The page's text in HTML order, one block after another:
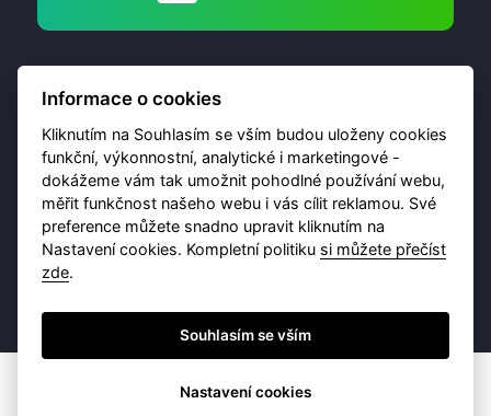
© 2026 Destinační portál provozujeBrána Jihlavy,
příspěvková organizace. Všechna práva vyhrazena.
Ochrana osobních údajů
Informace o cookies
Kliknutím na Souhlasím se vším budou uloženy cookies
funkční, výkonnostní, analytické i marketingové -
dokážeme vám tak umožnit pohodlné používání webu,
měřit funkčnost našeho webu i vás cílit reklamou. Své
preference můžete snadno upravit kliknutím na
Nastavení cookies. Kompletní politiku si můžete přečíst
zde.
Souhlasím se vším
Nastavení cookies